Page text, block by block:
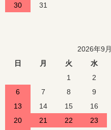
30
31
2026年9月
日
月 火 水
1
2
6
7 8 9
13
14 15 16
20
21 22 23